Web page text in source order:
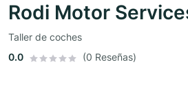
Rodi Motor
Taller de coches
0.0
(0 Reseñas)